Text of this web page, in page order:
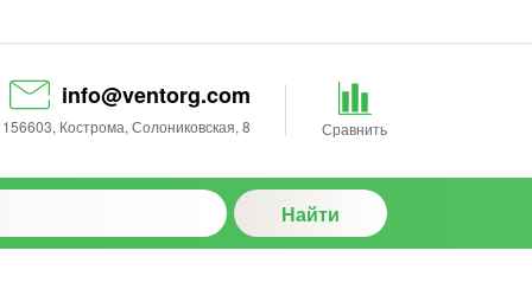
info@ventorg.com
156603, Кострома, Солониковская, 8 Сравнить
Найти